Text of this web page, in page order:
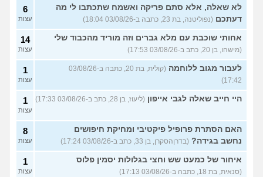
לא שאלה, אלא סתם פריקה ואשמח שתכתבו לי מה
דעתכם (נפוליטנה, בת 23, כתבה ב-03/08/26 18:04)
6
עצות
אחותי שוכבת עם מלא גברים וזה מוריד מהכבוד שלי
(מישהו, בן 20, כתב ב-03/08/26 17:53)
14
עצות
לעבור מגוב ללוחמה
(קולית, בת 20, כתבה ב-03/08/26
17:42)
1
עצות
היי חייב שאלה לגבי אייפון (ליעוז, בן 28, כתב ב-03/08/26 17:33) 1
עצות
האם הסתרת פרופיל פיקטיבי ומחיקת חיפושים
נחשב בגידה? (בדרןהסקרן, בן 33, כתב ב-03/08/26 17:24)
8
עצות
איחור של כמעט שש וחצי בגלולות יסמין פלוס
(סנאית, בת 18, כתבה ב-03/08/26 17:13)
1
עצות